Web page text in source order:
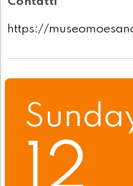
https://
12